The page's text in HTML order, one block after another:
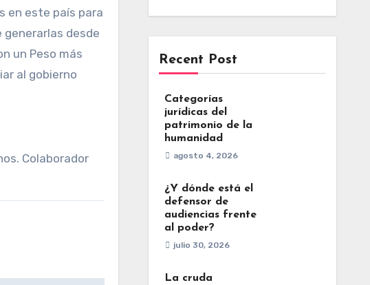
en este país para
desde
un Peso más
al gobierno
Colaborador
Recent Post
Categorías
jurídicas del
patrimonio de la
humanidad
agosto 4, 2026
¿Y dónde está el
defensor de
audiencias frente
al poder?
julio 30, 2026
La cruda